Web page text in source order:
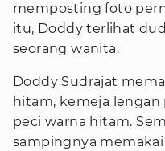
memposting foto
itu, Doddy terlihat
seorang wanita.
Doddy Sudrajat
hitam, kemeja
peci warna hitam.
sampingnya